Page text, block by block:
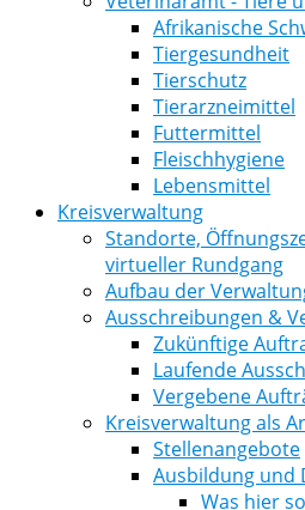
Afrikanische
Tiergesundheit
Tierschutz
Tierarzneimittel
Futtermittel
Fleischhygiene
Lebensmittel
Kreisverwaltung
Standorte,
virtueller Rundgang
Aufbau der
Ausschreibungen &
Zukünftige
Laufende
Vergebene
Kreisverwaltung als
Stellenangebote
Ausbildung und
Was hier